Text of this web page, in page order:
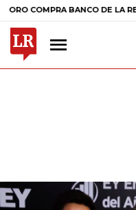
BANCO DE LA REPÚBLICA